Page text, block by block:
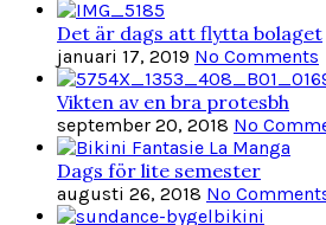
Det är dags att flytta bolaget
januari 17, 2019 No Comments
Vikten av en bra protesbh
september 20, 2018 No
Dags för lite semester
augusti 26, 2018 No